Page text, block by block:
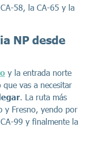
58, la CA-65 y la
NP desde
y la entrada norte
vas a necesitar
. La ruta más
y Fresno, yendo por
99 y finalmente la